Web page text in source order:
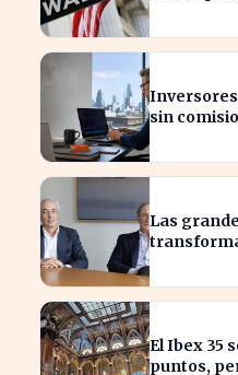
sin
Las
El Ibex 35
puntos,